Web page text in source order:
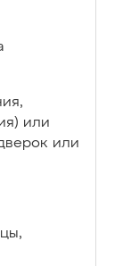
или
или